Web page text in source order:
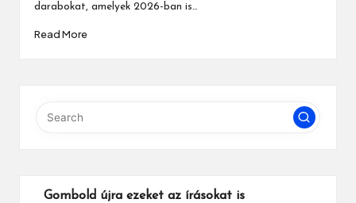
darabokat, amelyek 2026-ban is…
Read More
Gombold újra ezeket az írásokat is